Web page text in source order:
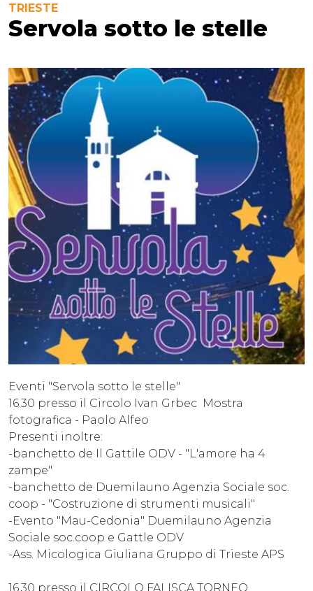
TRIESTE
Servola sotto le stelle
Eventi "Servola sotto le stelle"
16.30 presso il Circolo Ivan Grbec Mostra
fotografica - Paolo Alfeo
Presenti inoltre:
-banchetto de Il Gattile ODV - "L'amore ha 4
zampe"
-banchetto de Duemilauno Agenzia Sociale soc.
coop - "Costruzione di strumenti musicali"
-Evento "Mau-Cedonia" Duemilauno Agenzia
Sociale soc.coop e Gattle ODV
-Ass. Micologica Giuliana Gruppo di Trieste APS
16.30 presso il CIRCOLO FALISCA TORNEO